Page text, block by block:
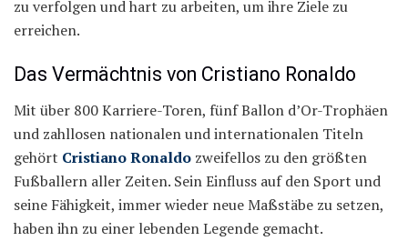
zu verfolgen und hart zu arbeiten, um ihre Ziele zu
erreichen.
Das Vermächtnis von Cristiano Ronaldo
Mit über 800 Karriere-Toren, fünf Ballon d’Or-Trophäen
und zahllosen nationalen und internationalen Titeln
gehört Cristiano Ronaldo zweifellos zu den größten
Fußballern aller Zeiten. Sein Einfluss auf den Sport und
seine Fähigkeit, immer wieder neue Maßstäbe zu setzen,
haben ihn zu einer lebenden Legende gemacht.